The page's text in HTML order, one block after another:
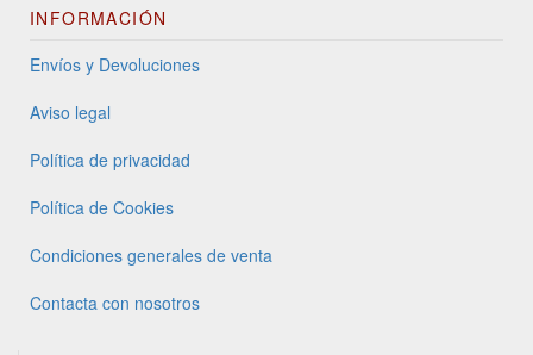
INFORMACIÓN
Envíos y Devoluciones
Aviso legal
Política de privacidad
Política de Cookies
Condiciones generales de venta
Contacta con nosotros